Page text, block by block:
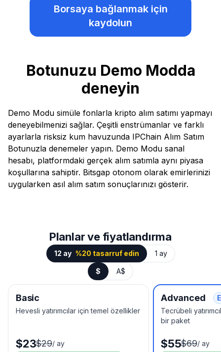
Borsaya bağlanmak için
kaydolun
Botunuzu Demo Modda
deneyin
Demo Modu simüle fonlarla kripto alım satımı yapmayı
deneyebilmenizi sağlar. Çeşitli enstrümanlar ve farklı
ayarlarla risksiz kum havuzunda IPChain Alım Satım
Botunuzla denemeler yapın. Demo Modu sanal
hesabı, platformdaki gerçek alım satımla aynı piyasa
koşullarına sahiptir. Bitsgap otonom olarak emirlerinizi
uygularken asıl alım satım sonuçlarınızı gösterir.
Planlar ve fiyatlandırma
12 ay %20 tasarruf edin 1 ay
$ A$
Basic
Hevesli yatırımcılar için temel özellikler
$23$29/ ay
Advanced
Tecrübeli
bir paket
$55$69/ ay